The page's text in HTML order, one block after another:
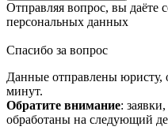
Отправляя вопрос, вы даёте
персональных данных
Спасибо за вопрос
Данные отправлены юристу,
минут.
Обратите внимание:
обработаны на следующий